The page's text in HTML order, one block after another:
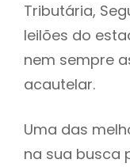
Tributária,
leilões do
nem sempre
acautelar.
Uma das
na sua busca